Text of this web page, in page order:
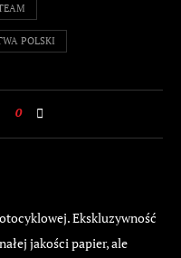
POLSKI
0
Ekskluzywność
jakości papier, ale